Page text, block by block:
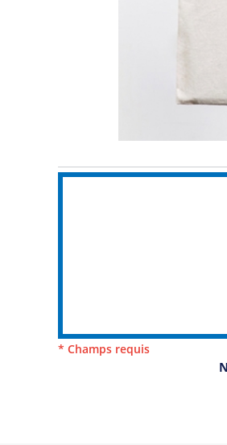
* Champs requis